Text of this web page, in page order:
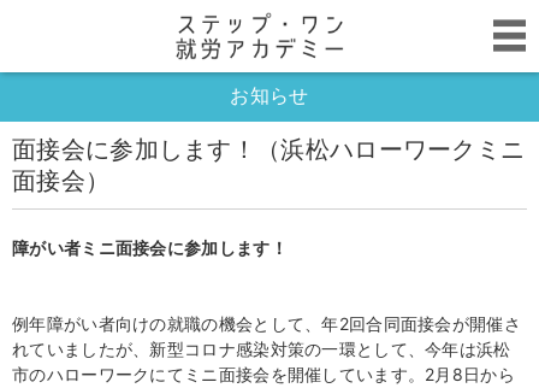
お知らせ
面接会に参加します！（浜松ハローワークミニ
面接会）
障がい者ミニ面接会に参加します！
例年障がい者向けの就職の機会として、年2回合同面接会が開催さ
れていましたが、新型コロナ感染対策の一環として、今年は浜松
市のハローワークにてミニ面接会を開催しています。2月8日から